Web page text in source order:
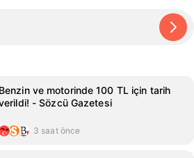
Benzin ve motorinde 100 TL için tarih
- Sözcü Gazetesi
3 saat önce